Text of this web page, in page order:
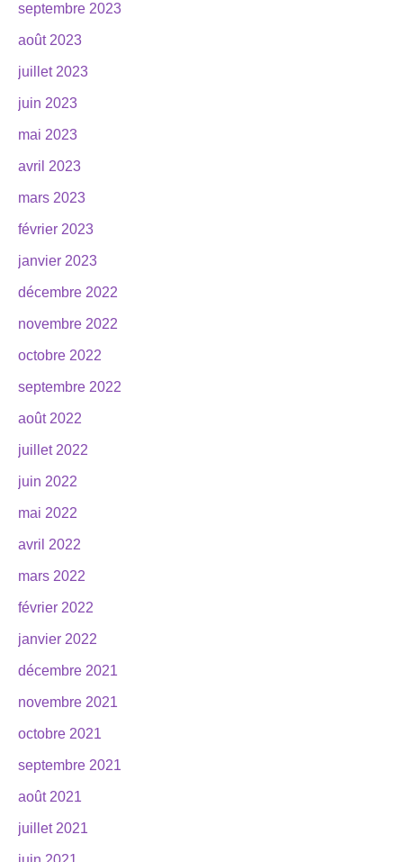
septembre 2023
août 2023
juillet 2023
juin 2023
mai 2023
avril 2023
mars 2023
février 2023
janvier 2023
décembre 2022
novembre 2022
octobre 2022
septembre 2022
août 2022
juillet 2022
juin 2022
mai 2022
avril 2022
mars 2022
février 2022
janvier 2022
décembre 2021
novembre 2021
octobre 2021
septembre 2021
août 2021
juillet 2021